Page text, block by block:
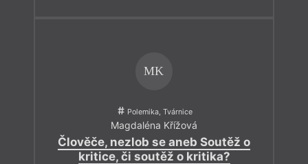
MK
Polemika, Tvárnice
Magdaléna Křížová
Člověče, nezlob se aneb Soutěž o
kritice, či soutěž o kritika?